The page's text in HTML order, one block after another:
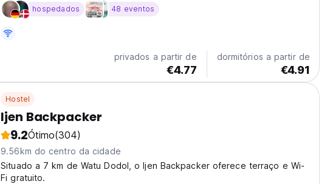
making it super easy for you to explore....
hospedados 48 eventos
privados a partir de
€4.77
dormitórios a partir de
€4.91
Hostel
Ijen Backpacker
9.2Ótimo(304)
9.56km do centro da cidade
Situado a 7 km de Watu Dodol, o Ijen Backpacker oferece terraço e Wi-
Fi gratuito.